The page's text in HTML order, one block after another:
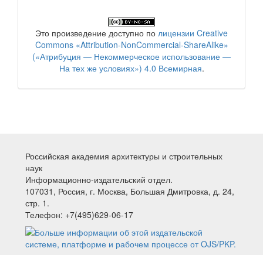
Это произведение доступно по лицензии Creative
Commons «Attribution-NonCommercial-ShareAlike»
(«Атрибуция — Некоммерческое использование —
На тех же условиях») 4.0 Всемирная.
Российская академия архитектуры и строительных
наук
Информационно-издательский отдел.
107031, Россия, г. Москва, Большая Дмитровка, д. 24,
стр. 1.
Телефон: +7(495)629-06-17